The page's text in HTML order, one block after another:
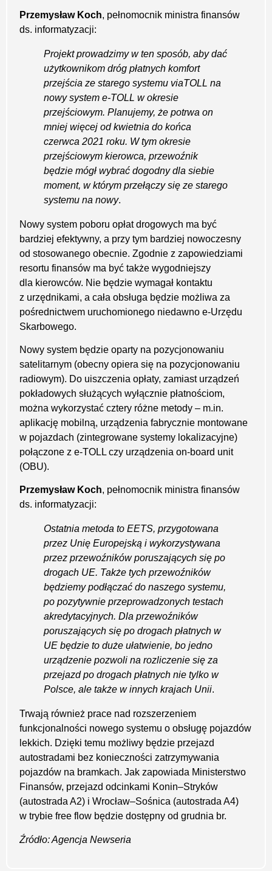
Przemysław Koch, pełnomocnik ministra finansów
ds. informatyzacji:
Projekt prowadzimy w ten sposób, aby dać
użytkownikom dróg płatnych komfort
przejścia ze starego systemu viaTOLL na
nowy system e-TOLL w okresie
przejściowym. Planujemy, że potrwa on
mniej więcej od kwietnia do końca
czerwca 2021 roku. W tym okresie
przejściowym kierowca, przewoźnik
będzie mógł wybrać dogodny dla siebie
moment, w którym przełączy się ze starego
systemu na nowy.
Nowy system poboru opłat drogowych ma być
bardziej efektywny, a przy tym bardziej nowoczesny
od stosowanego obecnie. Zgodnie z zapowiedziami
resortu finansów ma być także wygodniejszy
dla kierowców. Nie będzie wymagał kontaktu
z urzędnikami, a cała obsługa będzie możliwa za
pośrednictwem uruchomionego niedawno e-Urzędu
Skarbowego.
Nowy system będzie oparty na pozycjonowaniu
satelitarnym (obecny opiera się na pozycjonowaniu
radiowym). Do uiszczenia opłaty, zamiast urządzeń
pokładowych służących wyłącznie płatnościom,
można wykorzystać cztery różne metody – m.in.
aplikację mobilną, urządzenia fabrycznie montowane
w pojazdach (zintegrowane systemy lokalizacyjne)
połączone z e-TOLL czy urządzenia on-board unit
(OBU).
Przemysław Koch, pełnomocnik ministra finansów
ds. informatyzacji:
Ostatnia metoda to EETS, przygotowana
przez Unię Europejską i wykorzystywana
przez przewoźników poruszających się po
drogach UE. Także tych przewoźników
będziemy podłączać do naszego systemu,
po pozytywnie przeprowadzonych testach
akredytacyjnych. Dla przewoźników
poruszających się po drogach płatnych w
UE będzie to duże ułatwienie, bo jedno
urządzenie pozwoli na rozliczenie się za
przejazd po drogach płatnych nie tylko w
Polsce, ale także w innych krajach Unii.
Trwają również prace nad rozszerzeniem
funkcjonalności nowego systemu o obsługę pojazdów
lekkich. Dzięki temu możliwy będzie przejazd
autostradami bez konieczności zatrzymywania
pojazdów na bramkach. Jak zapowiada Ministerstwo
Finansów, przejazd odcinkami Konin–Stryków
(autostrada A2) i Wrocław–Sośnica (autostrada A4)
w trybie free flow będzie dostępny od grudnia br.
Źródło: Agencja Newseria